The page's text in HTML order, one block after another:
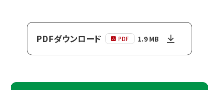
PDFダウンロード PDF 1.9 MB